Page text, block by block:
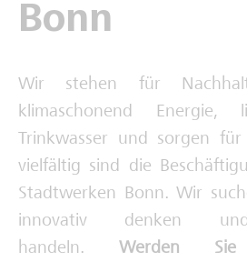
Interviews Auszubildende
Deine Ausbilderinnen und
Bonn
Wir stehen für
klimaschonend Energie,
Trinkwasser und sorgen
vielfältig sind die
Stadtwerken Bonn. Wir
innovativ denken
handeln. Werden